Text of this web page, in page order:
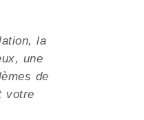
la
une
de
votre